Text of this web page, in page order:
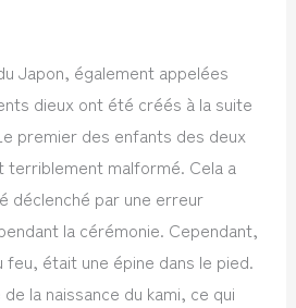
Japon, également appelées
dieux ont été créés à la suite
premier des enfants des deux
terriblement malformé. Cela a
déclenché par une erreur
la cérémonie. Cependant,
feu, était une épine dans le pied.
la naissance du kami, ce qui